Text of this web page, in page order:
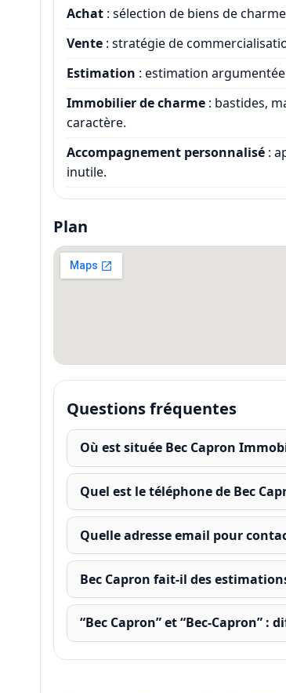
Achat: sélection de biens de
Vente: stratégie de
Estimation : estimation
Immobilier de charme: bastides,
caractère.
Accompagnement personnalisé:
inutile.
Plan
Questions fréquentes
Où est située Bec Capron
Quel est le téléphone de Bec
Quelle adresse email pour
Bec Capron fait-il des
“Bec Capron” et “Bec‑Capron” :